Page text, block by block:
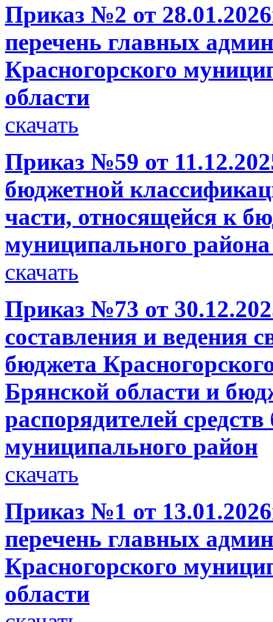
Приказ №2 от
перечень главных
Красногорского
области
скачать
Приказ №59 от
бюджетной
части, относящейся к
муниципального
скачать
Приказ №73 от
составления и ведения
бюджета
Брянской области и
распорядителей
муниципального район
скачать
Приказ №1 от
перечень главных
Красногорского
области